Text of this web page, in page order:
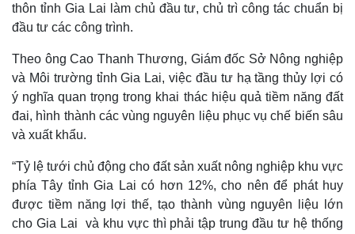
Thế giới
Quan sát
Cuộc sống đó đây
Hồ sơ
Multimedia
Video
Ảnh
thôn tỉnh Gia Lai làm chủ đầu tư, chủ trì công tác chuẩn bị
đầu tư các công trình.
Theo ông Cao Thanh Thương, Giám đốc Sở Nông nghiệp
và Môi trường tỉnh Gia Lai, việc đầu tư hạ tầng thủy lợi có
ý nghĩa quan trọng trong khai thác hiệu quả tiềm năng đất
đai, hình thành các vùng nguyên liệu phục vụ chế biến sâu
và xuất khẩu.
“Tỷ lệ tưới chủ động cho đất sản xuất nông nghiệp khu vực
phía Tây tỉnh Gia Lai có hơn 12%, cho nên để phát huy
được tiềm năng lợi thế, tạo thành vùng nguyên liệu lớn
cho Gia Lai và khu vực thì phải tập trung đầu tư hệ thống